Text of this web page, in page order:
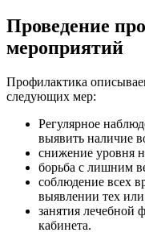
Проведение
мероприятий
Профилактика
следующих мер:
Регулярное
выявить наличие
снижение уровня
борьба с лишним
соблюдение всех
выявлении тех
занятия лечебной
кабинета.